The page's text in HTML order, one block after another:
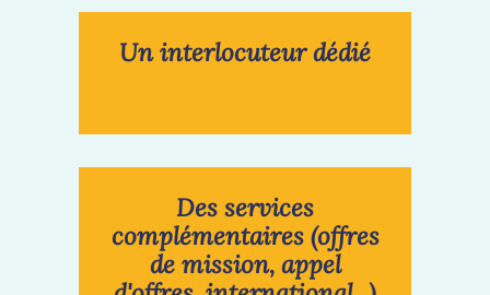
Un interlocuteur dédié
Des services
complémentaires (offres
de mission, appel